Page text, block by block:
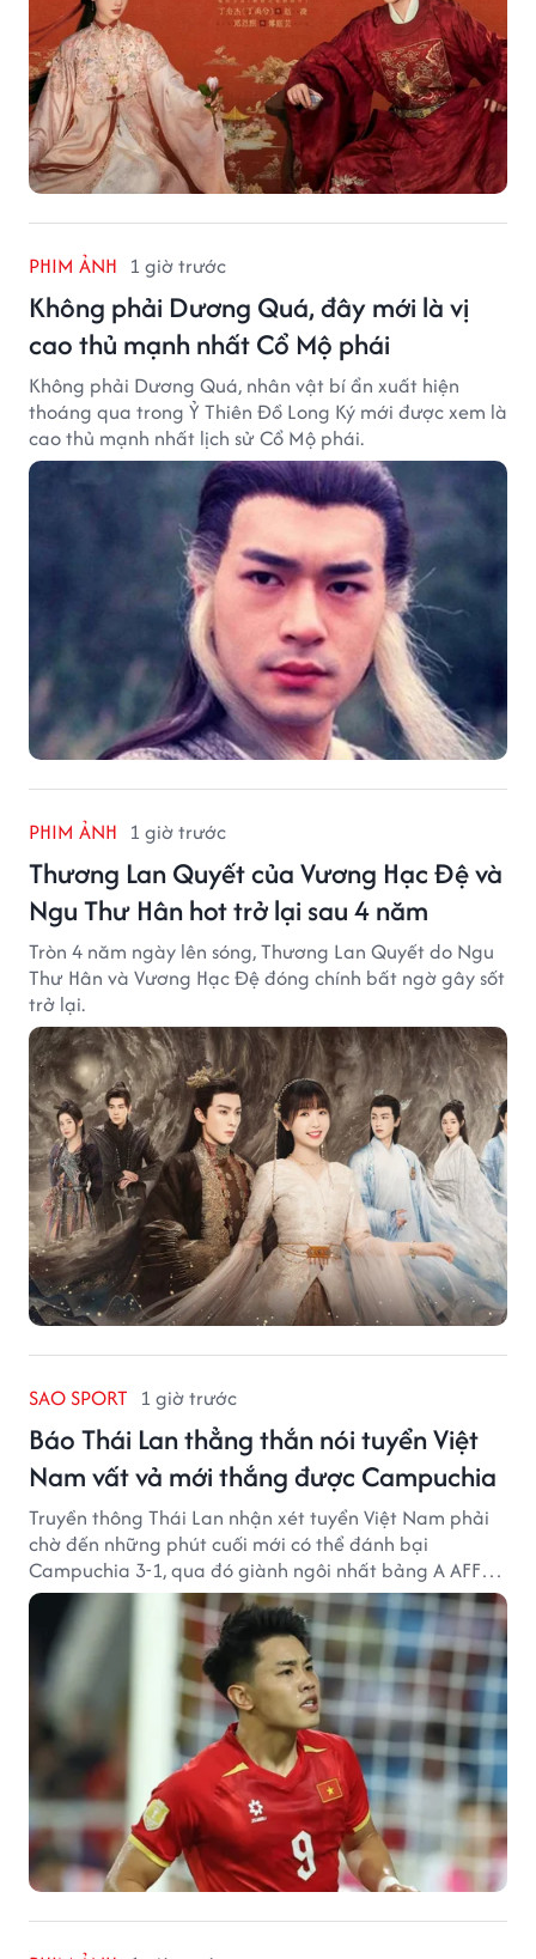
PHIM ẢNH 1 giờ trước
Không phải Dương Quá, đây mới là vị
cao thủ mạnh nhất Cổ Mộ phái
Không phải Dương Quá, nhân vật bí ẩn xuất hiện
thoáng qua trong Ỷ Thiên Đồ Long Ký mới được xem là
cao thủ mạnh nhất lịch sử Cổ Mộ phái.
PHIM ẢNH 1 giờ trước
Thương Lan Quyết của Vương Hạc Đệ và
Ngu Thư Hân hot trở lại sau 4 năm
Tròn 4 năm ngày lên sóng, Thương Lan Quyết do Ngu
Thư Hân và Vương Hạc Đệ đóng chính bất ngờ gây sốt
trở lại.
SAO SPORT 1 giờ trước
Báo Thái Lan thẳng thắn nói tuyển Việt
Nam vất vả mới thắng được Campuchia
Truyền thông Thái Lan nhận xét tuyển Việt Nam phải
chờ đến những phút cuối mới có thể đánh bại
Campuchia 3-1, qua đó giành ngôi nhất bảng A AFF
Cup 2026.